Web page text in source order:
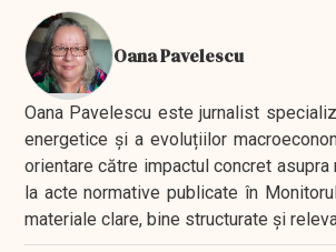
Oana Pavelescu
Oana Pavelescu este jurnalist
energetice și a evoluțiilor
orientare către impactul concret
la acte normative publicate în
materiale clare, bine structurate și